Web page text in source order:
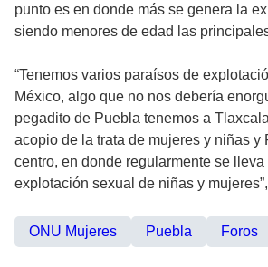
punto es en donde más se genera la
siendo menores de edad las
“Tenemos varios paraísos de
México, algo que no nos debería
pegadito de Puebla tenemos a
acopio de la trata de mujeres y niñas y
centro, en donde regularmente se lleva
explotación sexual de niñas y
ONU Mujeres Puebla Foros